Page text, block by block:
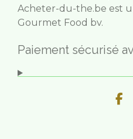
Acheter-du-the.be est
Gourmet Food bv.
Paiement sécurisé
F